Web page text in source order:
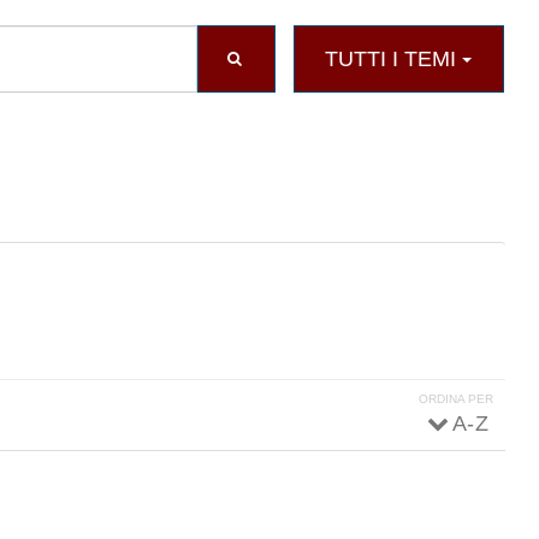
TUTTI I TEMI
ORDINA PER
A - Z